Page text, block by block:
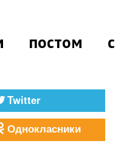
постом с
Twitter
Однокласники